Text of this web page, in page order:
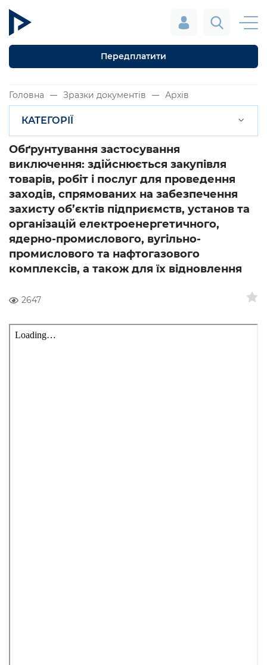
Передплатити
Головна Зразки документів Архів
КАТЕГОРІЇ
Обґрунтування застосування
виключення: здійснюється закупівля
товарів, робіт і послуг для проведення
заходів, спрямованих на забезпечення
захисту об’єктів підприємств, установ та
організацій електроенергетичного,
ядерно-промислового, вугільно-
промислового та нафтогазового
комплексів, а також для їх відновлення
2647